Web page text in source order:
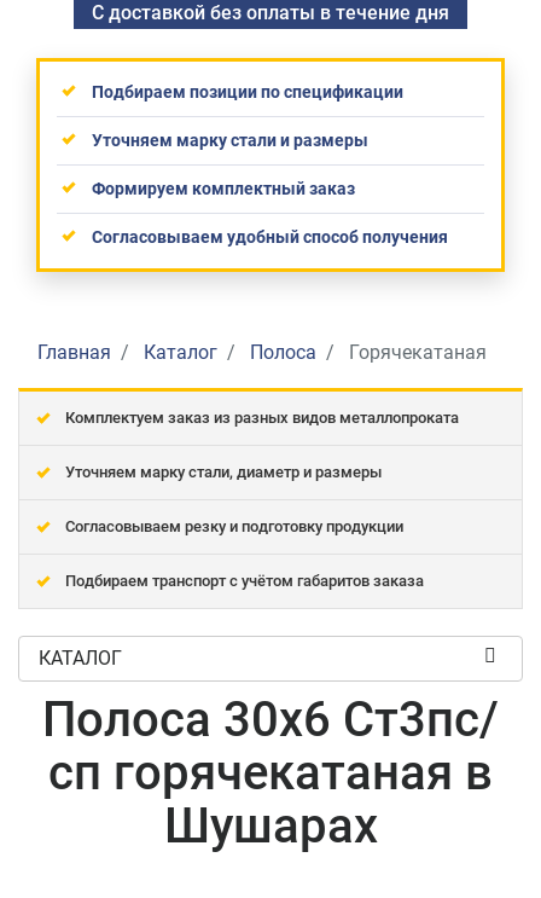
С доставкой без оплаты в течение дня
Подбираем позиции по спецификации
Уточняем марку стали и размеры
Формируем комплектный заказ
Согласовываем удобный способ получения
Главная Каталог Полоса Горячекатаная
Комплектуем заказ из разных видов металлопроката
Уточняем марку стали, диаметр и размеры
Согласовываем резку и подготовку продукции
Подбираем транспорт с учётом габаритов заказа
КАТАЛОГ
Полоса 30x6 Ст3пс/
сп горячекатаная в
Шушарах